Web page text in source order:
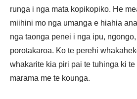
runga i nga mata kopikopiko. He
miihini mo nga umanga e hiahia
nga taonga penei i nga ipu,
porotakaroa. Ko te perehi
whakarite kia piri pai te tuhinga ki
marama me te kounga.